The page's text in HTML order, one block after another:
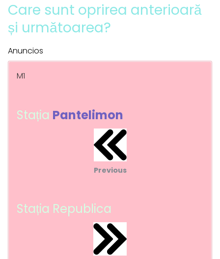
Care sunt oprirea anterioară
și următoarea?
Anuncios
M1
Stația Pantelimon
Previous
Stația Republica